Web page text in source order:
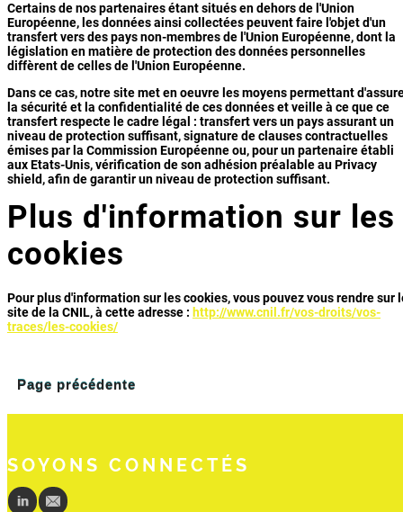
Certains de nos partenaires étant situés en dehors de l'Union
Européenne, les données ainsi collectées peuvent faire l'objet d'un
transfert vers des pays non-membres de l'Union Européenne, dont la
législation en matière de protection des données personnelles
diffèrent de celles de l'Union Européenne.
Dans ce cas, notre site met en oeuvre les moyens permettant
la sécurité et la confidentialité de ces données et veille à ce que ce
transfert respecte le cadre légal : transfert vers un pays assurant un
niveau de protection suffisant, signature de clauses contractuelles
émises par la Commission Européenne ou, pour un partenaire établi
aux Etats-Unis, vérification de son adhésion préalable au Privacy
shield, afin de garantir un niveau de protection suffisant.
Plus d'information sur les
cookies
Pour plus d'information sur les cookies, vous pouvez vous rendre sur
site de la CNIL, à cette adresse : http://www.cnil.fr/vos-droits/vos-
traces/les-cookies/
Page précédente
SOYONS CONNECTÉS